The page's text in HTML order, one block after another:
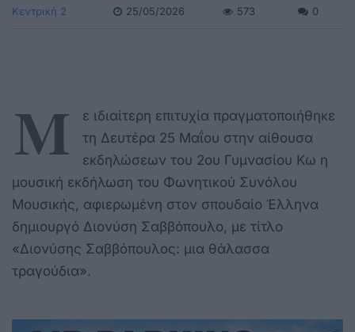
Κεντρική 2 25/05/2026 573 0
Μ
ε ιδιαίτερη επιτυχία πραγματοποιήθηκε
τη Δευτέρα 25 Μαΐου στην αίθουσα
εκδηλώσεων του 2ου Γυμνασίου Κω η
μουσική εκδήλωση του Φωνητικού Συνόλου
Μουσικής, αφιερωμένη στον σπουδαίο Έλληνα
δημιουργό Διονύση Σαββόπουλο, με τίτλο
«Διονύσης Σαββόπουλος: μια θάλασσα
τραγούδια».